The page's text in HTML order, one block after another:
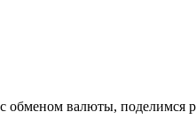
обменом валюты,